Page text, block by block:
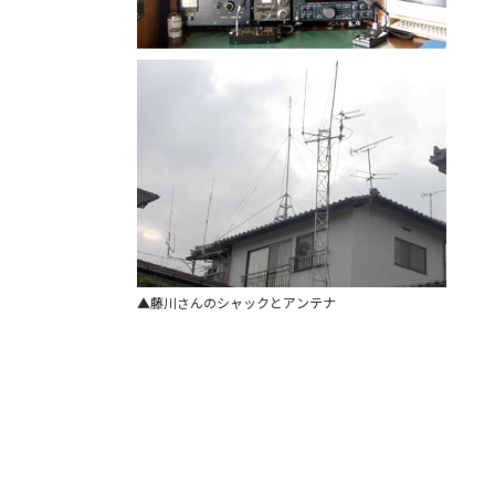
藤川さんのシャックとアンテナ